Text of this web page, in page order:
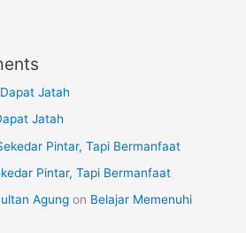
Jatah
Jatah
Pintar, Tapi Bermanfaat
Pintar, Tapi Bermanfaat
Agung on Belajar Memenuhi